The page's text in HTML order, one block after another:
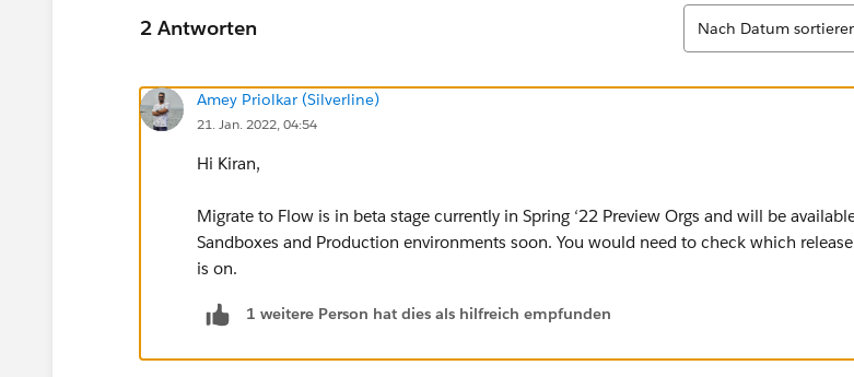
2 Antworten
Sortieren
Nach Datum
Amey Priolkar (Silverline)
21. Jan. 2022, 04:54
Hi Kiran,
Migrate to Flow is in beta stage currently in Spring ‘22 Preview Orgs and will be
Sandboxes and Production environments soon. You would need to check which
is on.
1 weitere Person hat dies als hilfreich empfunden